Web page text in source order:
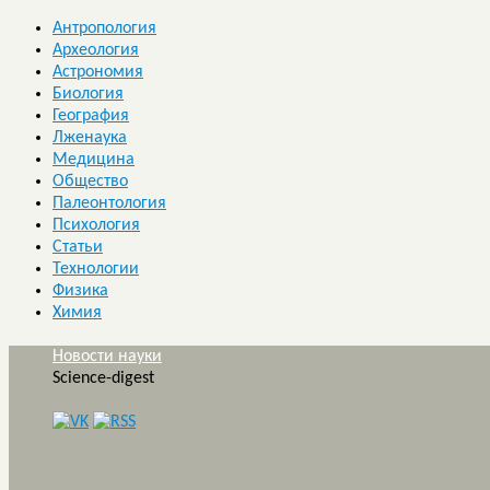
Антропология
Археология
Астрономия
Биология
География
Лженаука
Медицина
Общество
Палеонтология
Психология
Статьи
Технологии
Физика
Химия
Новости науки
Science-digest